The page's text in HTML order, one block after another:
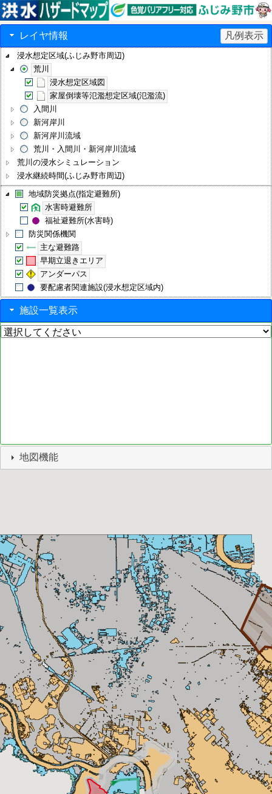
レイヤ情報 凡例表示
浸水想定区域(ふじみ野市周辺)
荒川
浸水想定区域図
家屋倒壊等氾濫想定区域(氾濫流)
入間川
新河岸川
新河岸川流域
荒川・入間川・新河岸川流域
荒川の浸水シミュレーション
浸水継続時間(ふじみ野市周辺)
地域防災拠点(指定避難所)
水害時避難所
福祉避難所(水害時)
防災関係機関
主な避難路
早期立退きエリア
アンダーパス
要配慮者関連施設(浸水想定区域内)
施設一覧表示
地図機能